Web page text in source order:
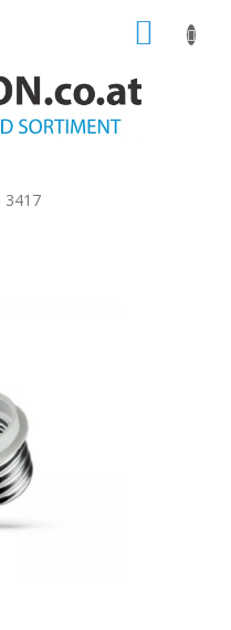
3417